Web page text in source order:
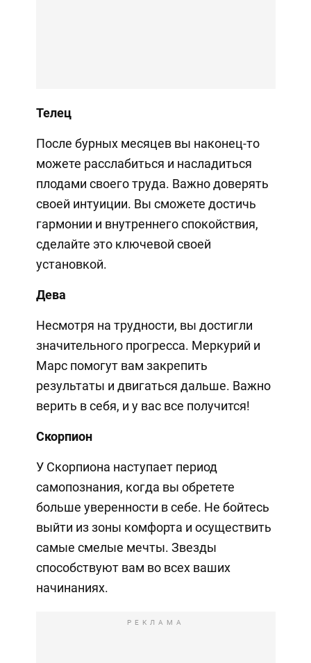
Телец
После бурных месяцев вы наконец-то
можете расслабиться и насладиться
плодами своего труда. Важно доверять
своей интуиции. Вы сможете достичь
гармонии и внутреннего спокойствия,
сделайте это ключевой своей
установкой.
Дева
Несмотря на трудности, вы достигли
значительного прогресса. Меркурий и
Марс помогут вам закрепить
результаты и двигаться дальше. Важно
верить в себя, и у вас все получится!
Скорпион
У Скорпиона наступает период
самопознания, когда вы обретете
больше уверенности в себе. Не бойтесь
выйти из зоны комфорта и осуществить
самые смелые мечты. Звезды
способствуют вам во всех ваших
начинаниях.
РЕКЛАМА